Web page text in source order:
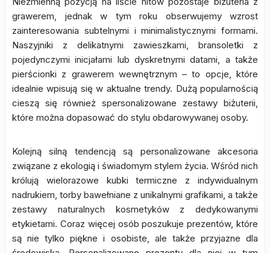
grawerem, jednak w tym roku obserwujemy wzrost
zainteresowania subtelnymi i minimalistycznymi formami.
Naszyjniki z delikatnymi zawieszkami, bransoletki z
pojedynczymi inicjałami lub dyskretnymi datami, a także
pierścionki z grawerem wewnętrznym – to opcje, które
idealnie wpisują się w aktualne trendy. Dużą popularnością
cieszą się również spersonalizowane zestawy biżuterii,
które można dopasować do stylu obdarowywanej osoby.
Kolejną silną tendencją są personalizowane akcesoria
związane z ekologią i świadomym stylem życia. Wśród nich
królują wielorazowe kubki termiczne z indywidualnym
nadrukiem, torby bawełniane z unikalnymi grafikami, a także
zestawy naturalnych kosmetyków z dedykowanymi
etykietami. Coraz więcej osób poszukuje prezentów, które
są nie tylko piękne i osobiste, ale także przyjazne dla